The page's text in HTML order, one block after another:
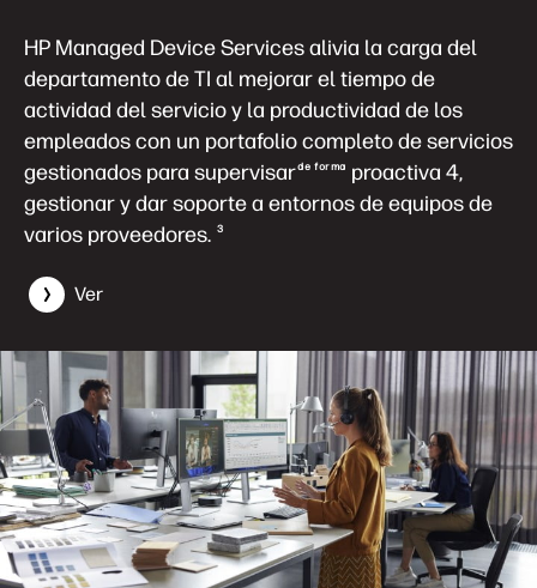
HP Managed Device Services alivia la carga del
departamento de TI al mejorar el tiempo de
actividad del servicio y la productividad de los
empleados con un portafolio completo de servicios
gestionados para supervisarde forma proactiva 4,
gestionar y dar soporte a entornos de equipos de
varios proveedores. 3
Ver